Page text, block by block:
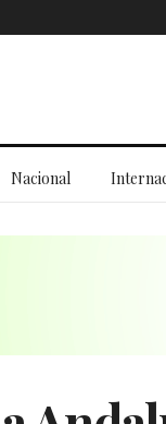
Nacional